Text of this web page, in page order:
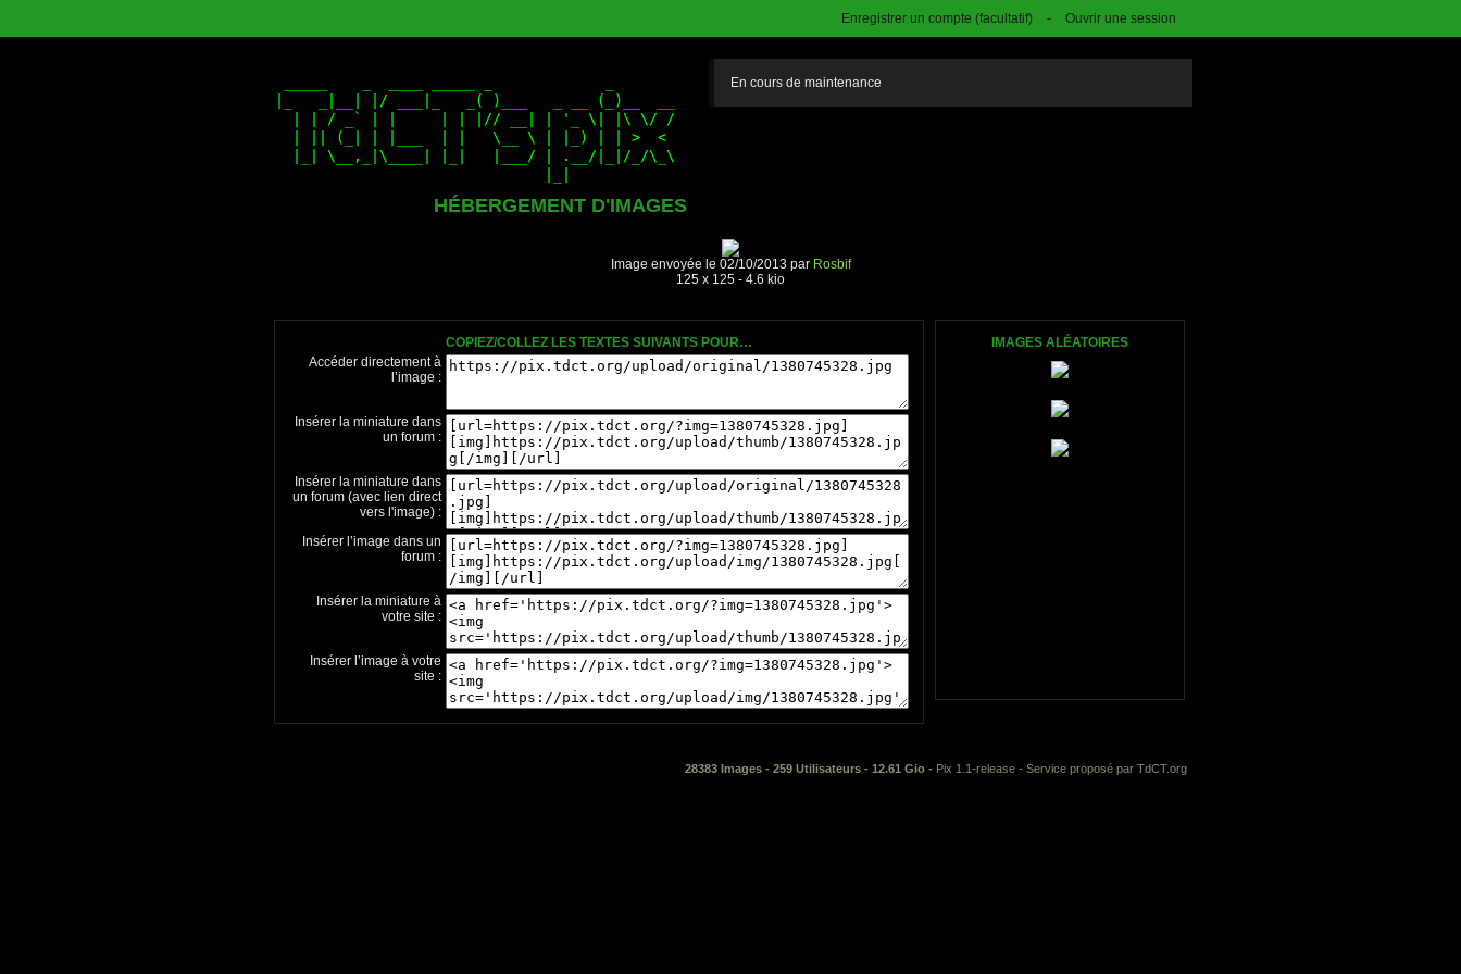
Enregistrer un compte (facultatif) - Ouvrir une session
HÉBERGEMENT D'IMAGES
En cours de maintenance
Image envoyée le 02/10/2013 par Rosbif
125 x 125 - 4.6 kio
COPIEZ/COLLEZ LES TEXTES SUIVANTS POUR…
Accéder directement à
l’image :
Insérer la miniature dans
un forum :
Insérer la miniature dans
un forum (avec lien direct
vers l'image) :
Insérer l’image dans un
forum :
Insérer la miniature à
votre site :
Insérer l’image à votre
site :
IMAGES ALÉATOIRES
28383 Images - 259 Utilisateurs - 12.61 Gio - Pix 1.1-release - Service proposé par TdCT.org